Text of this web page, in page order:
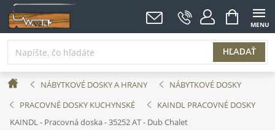
Prejsť
na
obsah
HĽADAŤ
NÁKUPNÝ
KOŠÍK
DomovNÁBYTKOVÉ DOSKY A HRANY
NÁBYTKOVÉ DOSKY
PRACOVNÉ DOSKY KUCHYNSKÉ
KAINDL PRACOVNÉ DOSKY
KAINDL - Pracovná doska - 35252 AT - Dub Chalet